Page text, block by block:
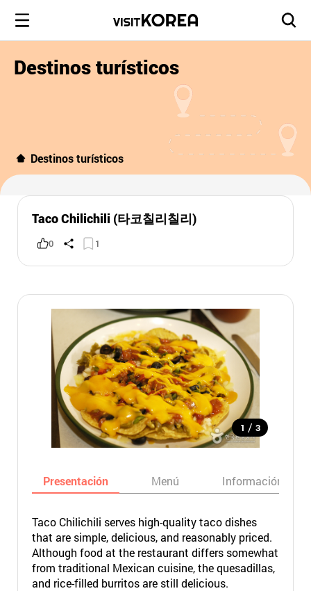
Destinos turísticos
Destinos turísticos
Taco Chilichili (타코칠리칠리)
0 1
1 / 3
Presentación Menú Información
Taco Chilichili serves high-quality taco dishes
that are simple, delicious, and reasonably priced.
Although food at the restaurant differs somewhat
from traditional Mexican cuisine, the quesadillas,
and rice-filled burritos are still delicious.